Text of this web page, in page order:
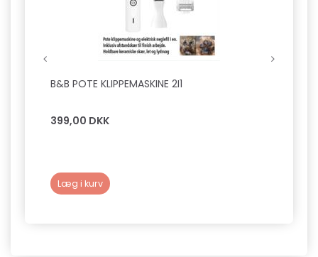
B&B POTE KLIPPEMASKINE 2I1
399,00 DKK
Læg i kurv